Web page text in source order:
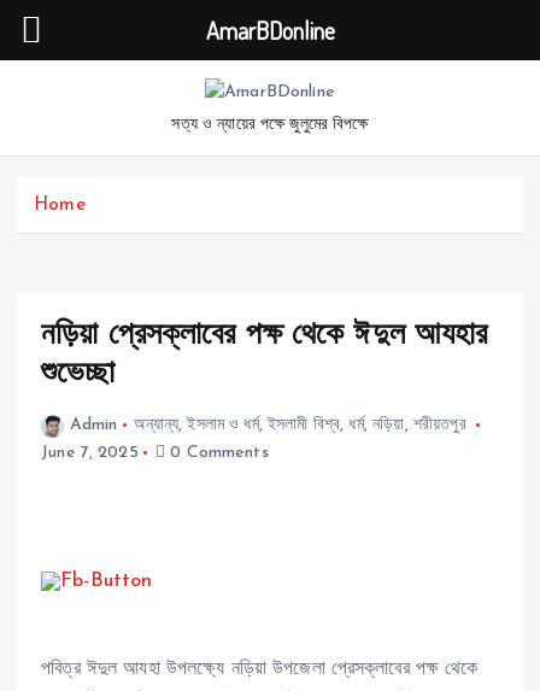
p
সত্য ও ন্যায়ের পক্ষে জুলুমের বিপক্ষে
Home
নড়িয়া প্রেসক্লাবের পক্ষ থেকে ঈদুল আযহার
শুভেচ্ছা
Admin অন্যান্য,ইসলাম ও ধর্ম,ইসলামী বিশ্ব, ধর্ম,নড়িয়া, শরীয়তপুর
June 7, 2025
0 Comments
পবিত্র ঈদুল আযহা উপলক্ষ্যে নড়িয়া উপজেলা প্রেসক্লাবের পক্ষ থেকে
AmarBDonline